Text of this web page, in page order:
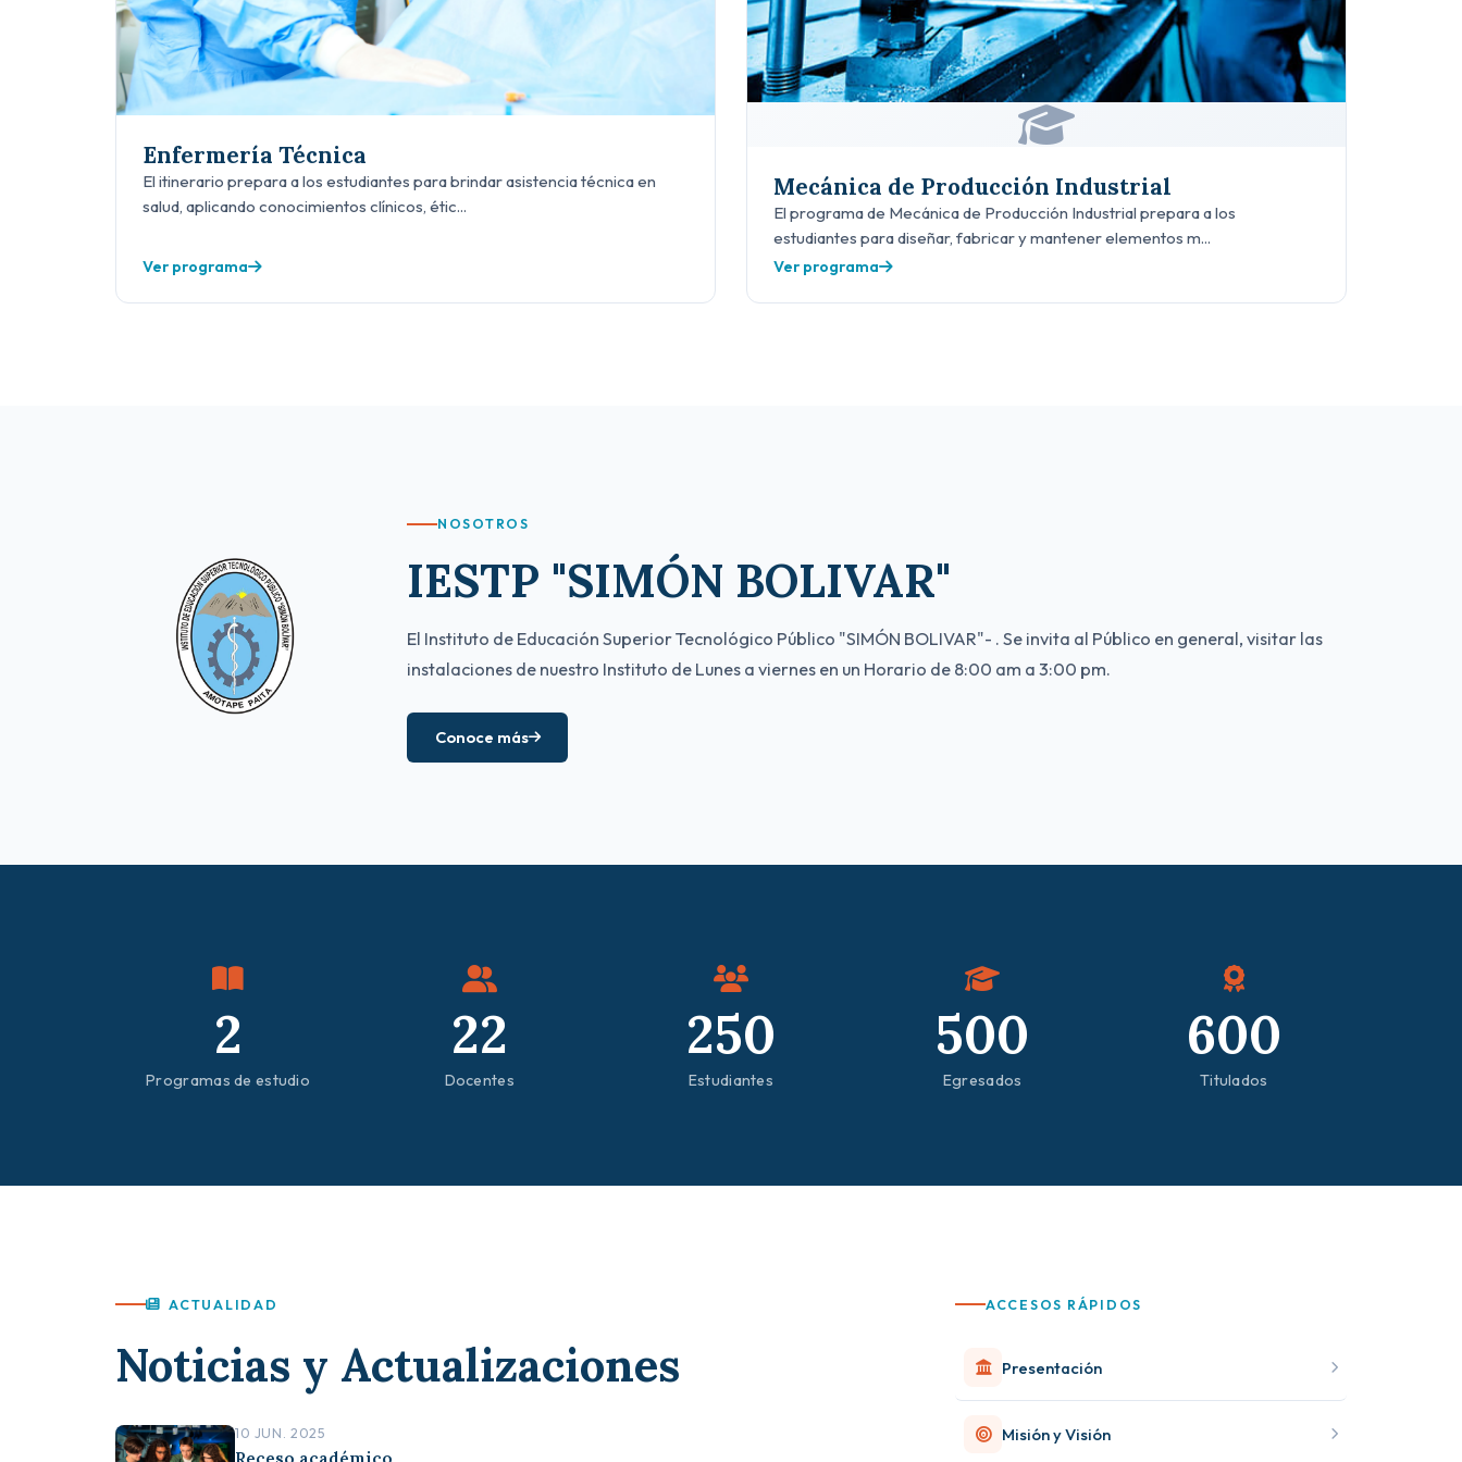
Enfermería Técnica
El itinerario prepara a los estudiantes para brindar asistencia técnica en
salud, aplicando conocimientos clínicos, étic...
Ver programa
Mecánica de Producción Industrial
El programa de Mecánica de Producción Industrial prepara a los
estudiantes para diseñar, fabricar y mantener elementos m...
Ver programa
NOSOTROS
IESTP "SIMÓN BOLIVAR"
El Instituto de Educación Superior Tecnológico Público "SIMÓN BOLIVAR"- . Se invita al Público en general, visitar las
instalaciones de nuestro Instituto de Lunes a viernes en un Horario de 8:00 am a 3:00 pm.
Conoce más
2
Programas de estudio
22
Docentes
250
Estudiantes
500
Egresados
600
Titulados
ACTUALIDAD
Noticias y Actualizaciones
10 JUN. 2025
ACCESOS RÁPIDOS
Presentación
Misión y Visión